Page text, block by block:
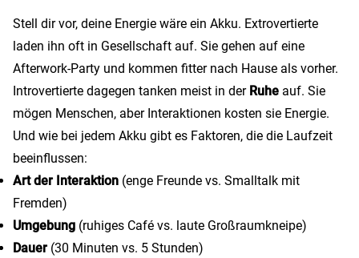
Stell dir vor, deine Energie wäre ein Akku. Extrovertierte
laden ihn oft in Gesellschaft auf. Sie gehen auf eine
Afterwork-Party und kommen fitter nach Hause als vorher.
Introvertierte dagegen tanken meist in der Ruhe auf. Sie
mögen Menschen, aber Interaktionen kosten sie Energie.
Und wie bei jedem Akku gibt es Faktoren, die die Laufzeit
beeinflussen:
Art der Interaktion (enge Freunde vs. Smalltalk mit
Fremden)
Umgebung (ruhiges Café vs. laute Großraumkneipe)
Dauer (30 Minuten vs. 5 Stunden)